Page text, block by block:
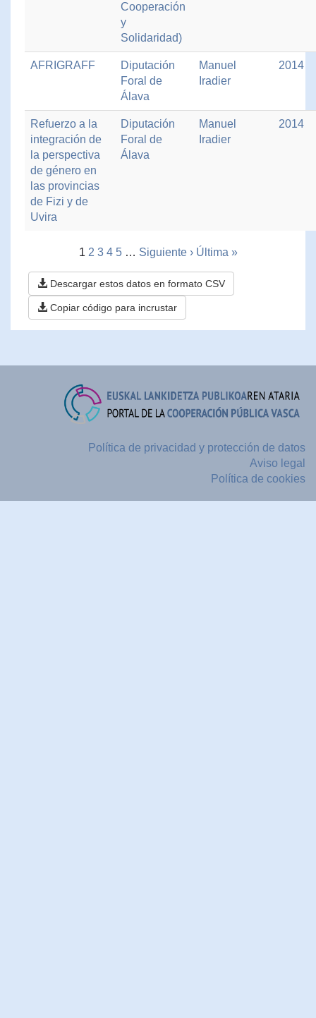
Cooperación
y
Solidaridad)
AFRIGRAFF
Diputación
Foral de
Álava
Manuel
Iradier
2014
Refuerzo a la
integración de
la perspectiva
de género en
las provincias
de Fizi y de
Uvira
Diputación
Foral de
Álava
Manuel
Iradier
2014
1 2 3 4 5 … Siguiente › Última »
Descargar estos datos en formato CSV
Copiar código para incrustar
Política de privacidad y protección de datos
Aviso legal
Política de cookies